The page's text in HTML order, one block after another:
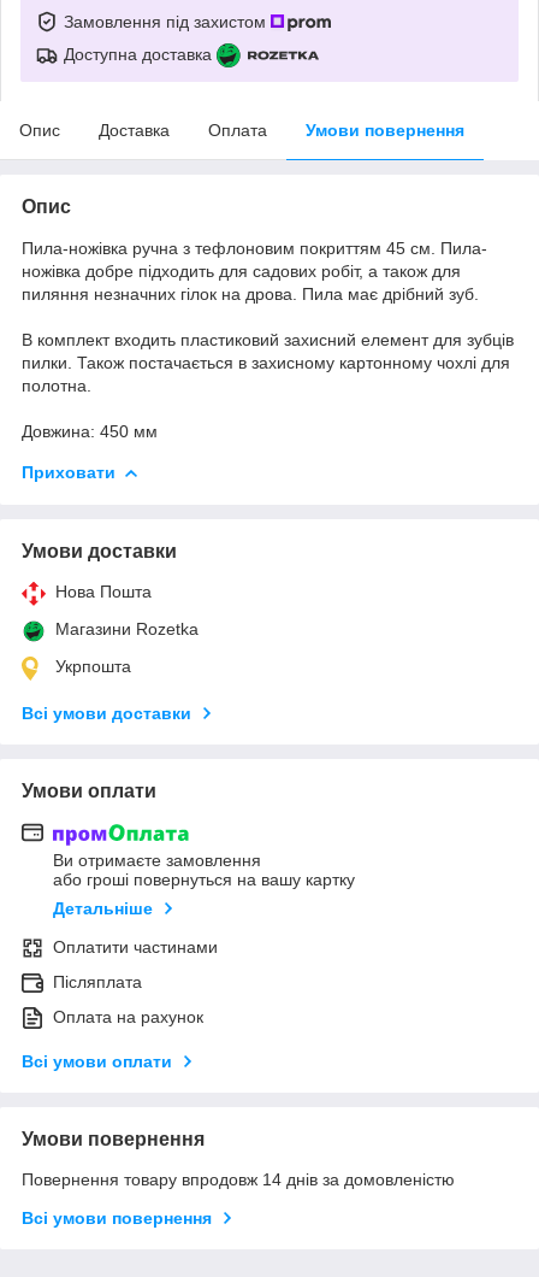
Замовлення під захистом
Доступна доставка
Опис Доставка Оплата Умови повернення
Опис
Пила-ножівка ручна з тефлоновим покриттям 45 см. Пила-
ножівка добре підходить для садових робіт, а також для
пиляння незначних гілок на дрова. Пила має дрібний зуб.
В комплект входить пластиковий захисний елемент для зубців
пилки. Також постачається в захисному картонному чохлі для
полотна.
Довжина: 450 мм
Приховати
Умови доставки
Нова Пошта
Магазини Rozetka
Укрпошта
Всі умови доставки
Умови оплати
Ви отримаєте замовлення
або гроші повернуться на вашу картку
Детальніше
Оплатити частинами
Післяплата
Оплата на рахунок
Всі умови оплати
Умови повернення
Повернення товару впродовж 14 днів за домовленістю
Всі умови повернення